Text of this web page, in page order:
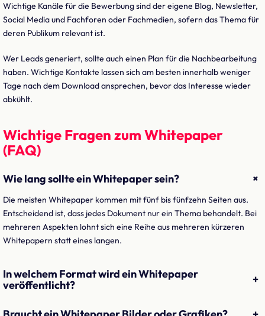
Wichtige Kanäle für die Bewerbung sind der eigene Blog, Newsletter,
Social Media und Fachforen oder Fachmedien, sofern das Thema für
deren Publikum relevant ist.
Wer Leads generiert, sollte auch einen Plan für die Nachbearbeitung
haben. Wichtige Kontakte lassen sich am besten innerhalb weniger
Tage nach dem Download ansprechen, bevor das Interesse wieder
abkühlt.
Wichtige Fragen zum Whitepaper
(FAQ)
Wie lang sollte ein Whitepaper sein? +
Die meisten Whitepaper kommen mit fünf bis fünfzehn Seiten aus.
Entscheidend ist, dass jedes Dokument nur ein Thema behandelt. Bei
mehreren Aspekten lohnt sich eine Reihe aus mehreren kürzeren
Whitepapern statt eines langen.
In welchem Format wird ein Whitepaper
veröffentlicht?
+